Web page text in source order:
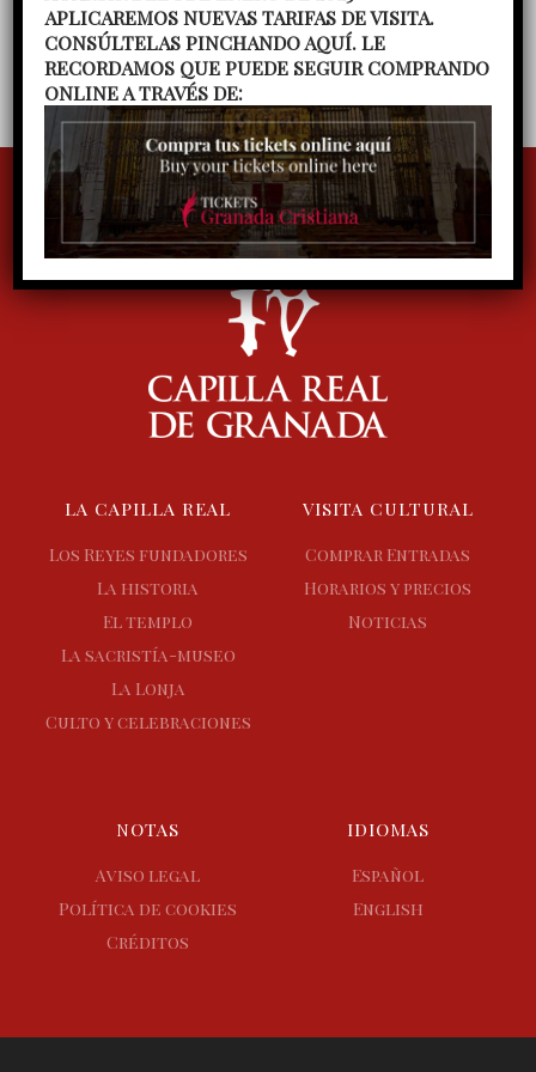
Fernández
Concierto del Coro gregoriano
Ilíberis, dirigido por Julieta Vega
LA CAPILLA REAL
Los Reyes fundadores
La historia
El templo
La sacristía-museo
La Lonja
Culto y celebraciones
VISITA CULTURAL
Comprar Entradas
Horarios y precios
Noticias
NOTAS
Aviso legal
Política de cookies
Créditos
IDIOMAS
Español
English
APLICAREMOS NUEVAS TARIFAS DE VISITA.
CONSÚLTELAS PINCHANDO AQUÍ. LE
RECORDAMOS QUE PUEDE SEGUIR COMPRANDO
ONLINE A TRAVÉS DE: